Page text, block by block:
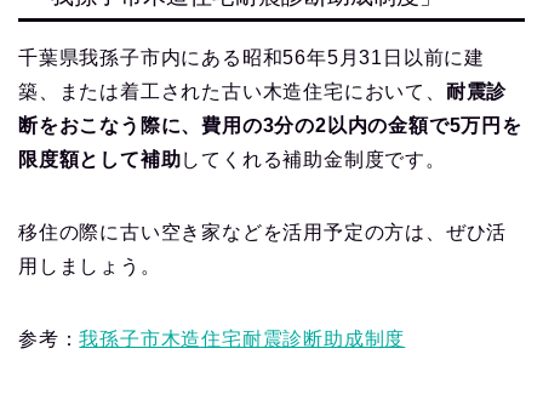
千葉県我孫子市内にある昭和56年5月31日以前に建
築、または着工された古い木造住宅において、 耐震診
断をおこなう際に、費用の3分の2以内の金額で5万円を
限度額として補助してくれる補助金制度です。
移住の際に古い空き家などを活用予定の方は、ぜひ活
用しましょう。
参考：我孫子市木造住宅耐震診断助成制度